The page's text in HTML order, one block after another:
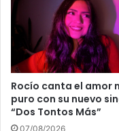
Rocío canta el amor
puro con su nuevo
“Dos Tontos Más”
07/08/2026